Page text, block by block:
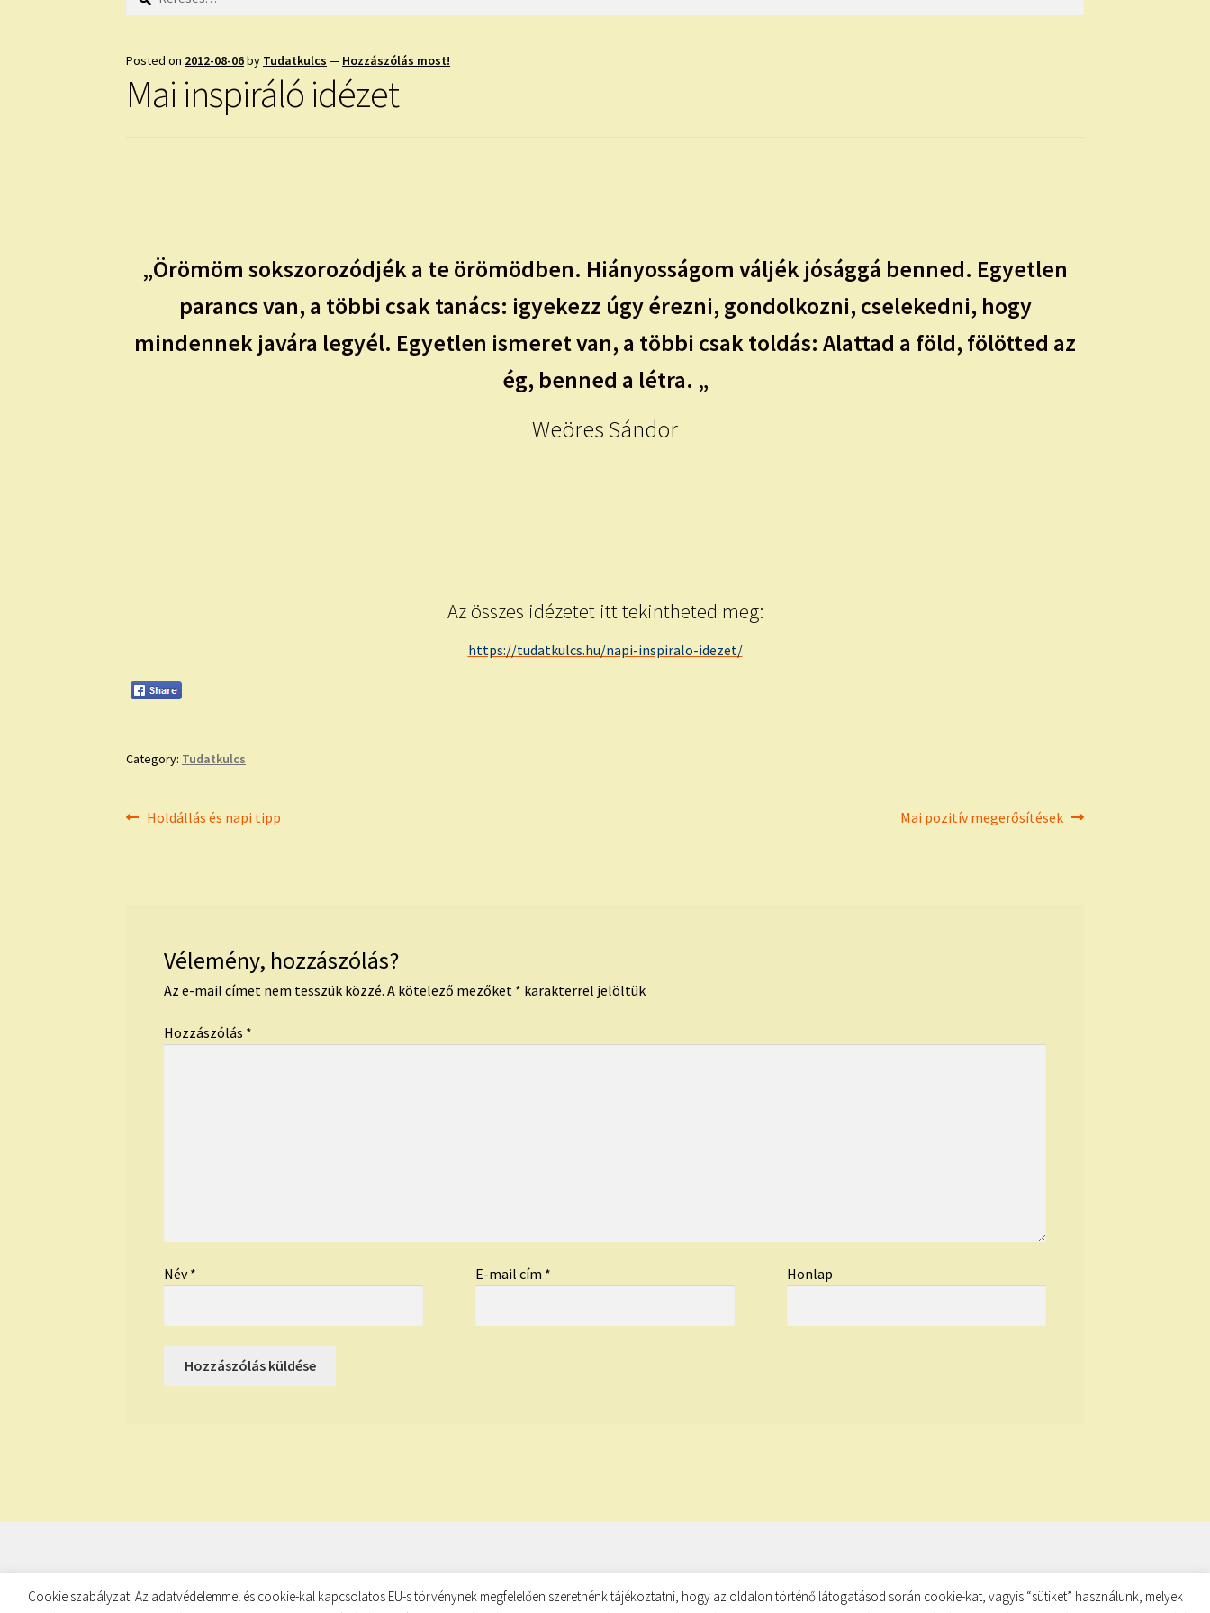
Posted on 2012-08-06by Tudatkulcs — Hozzászólás most!
Mai inspiráló idézet
„Örömöm sokszorozódjék a te örömödben. Hiányosságom váljék jósággá benned. Egyetlen
parancs van, a többi csak tanács: igyekezz úgy érezni, gondolkozni, cselekedni, hogy
mindennek javára legyél. Egyetlen ismeret van, a többi csak toldás: Alattad a föld, fölötted az
ég, benned a létra. „
Weöres Sándor
Az összes idézetet itt tekintheted meg:
https://tudatkulcs.hu/napi-inspiralo-idezet/
Category: Tudatkulcs
Bejegyzés
Previous
Holdállás és napi tipp
Next
Mai pozitív megerősítések
Vélemény, hozzászólás?
Az e-mail címet nem tesszük közzé. A kötelező mezőket * karakterrel jelöltük
Hozzászólás *
Név* E-mail cím * Honlap
© TUDATKULCS 2026
Cookie szabályzat: Az adatvédelemmel és cookie-kal kapcsolatos EU-s törvénynek megfelelően szeretnénk tájékoztatni, hogy az oldalon történő látogatásod során cookie-kat, vagyis “sütiket” használunk, melyek